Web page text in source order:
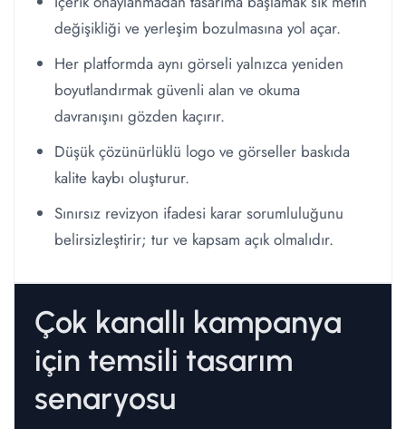
değişikliği ve yerleşim bozulmasına yol açar.
Her platformda aynı görseli yalnızca yeniden
boyutlandırmak güvenli alan ve okuma
davranışını gözden kaçırır.
Düşük çözünürlüklü logo ve görseller baskıda
kalite kaybı oluşturur.
Sınırsız revizyon ifadesi karar sorumluluğunu
belirsizleştirir; tur ve kapsam açık olmalıdır.
Çok kanallı kampanya
için temsili tasarım
senaryosu